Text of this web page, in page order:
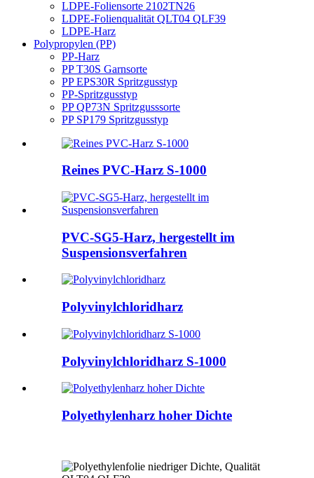
LDPE-Foliensorte 2102TN26
LDPE-Folienqualität QLT04 QLF39
LDPE-Harz
Polypropylen (PP)
PP-Harz
PP T30S Garnsorte
PP EPS30R Spritzgusstyp
PP-Spritzgusstyp
PP QP73N Spritzgusssorte
PP SP179 Spritzgusstyp
Reines PVC-Harz S-1000
PVC-SG5-Harz, hergestellt im
Suspensionsverfahren
Polyvinylchloridharz
Polyvinylchloridharz S-1000
Polyethylenharz hoher Dichte